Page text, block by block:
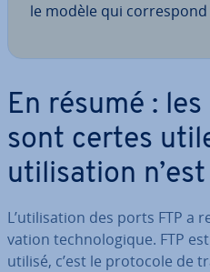
le modèle qui
En résumé :
sont certes
uti­li­sa­tion
L’uti­li­sa­tion des ports FTP
va­tion tech­no­lo­gique. FTP
utilisé, c’est le protocole de